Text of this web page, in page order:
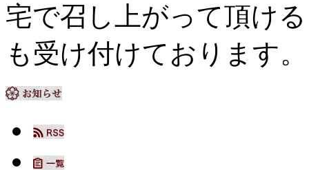
宅で召し上がって頂け
も受け付けております。